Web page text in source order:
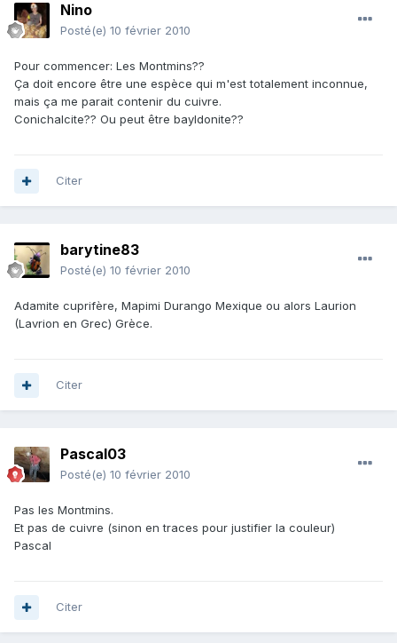
Nino
Posté(e) 10 février 2010
Pour commencer: Les Montmins??
Ça doit encore être une espèce qui m'est totalement inconnue,
mais ça me parait contenir du cuivre.
Conichalcite?? Ou peut être bayldonite??
Citer
barytine83
Posté(e) 10 février 2010
Adamite cuprifère, Mapimi Durango Mexique ou alors Laurion
(Lavrion en Grec) Grèce.
Citer
Pascal03
Posté(e) 10 février 2010
Pas les Montmins.
Et pas de cuivre (sinon en traces pour justifier la couleur)
Pascal
Citer